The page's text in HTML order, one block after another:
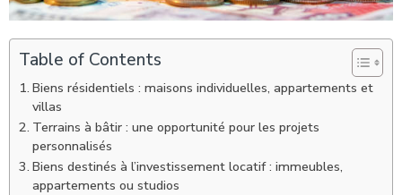
Table of Contents
Biens résidentiels : maisons individuelles, appartements et
villas
Terrains à bâtir : une opportunité pour les projets
personnalisés
Biens destinés à l’investissement locatif : immeubles,
appartements ou studios